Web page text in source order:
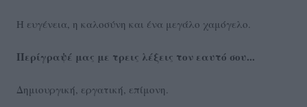
Η ευγένεια, η καλοσύνη και ένα μεγάλο χαμόγελο.
Περίγραψέ μας με τρεις λέξεις τον εαυτό σου...
Δημιουργική, εργατική, επίμονη.